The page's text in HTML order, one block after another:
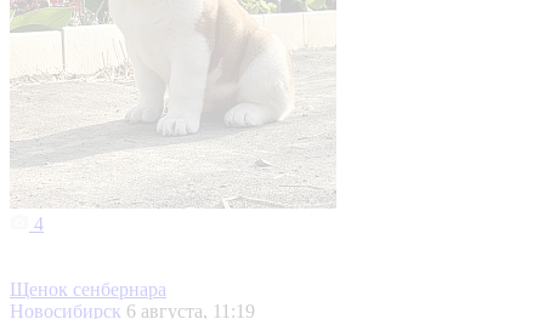
4
Щенок сенбернара
Новосибирск 6 августа, 11:19